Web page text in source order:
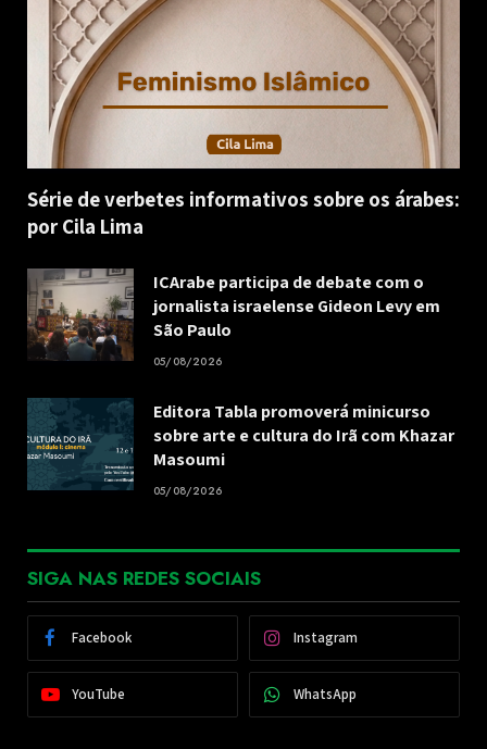
Série de verbetes informativos sobre os árabes:
por Cila Lima
ICArabe participa de debate com o
jornalista israelense Gideon Levy em
São Paulo
05/08/2026
Editora Tabla promoverá minicurso
sobre arte e cultura do Irã com Khazar
Masoumi
05/08/2026
SIGA NAS REDES SOCIAIS
Facebook Instagram
YouTube WhatsApp